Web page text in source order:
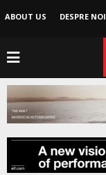
ABOUT US DESPRE NOI